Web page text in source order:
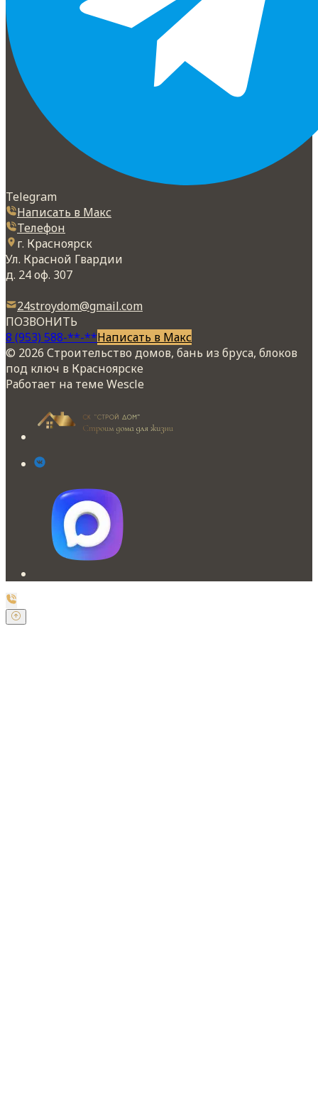
Telegram
Написать в Макс
Телефон
г. Красноярск
Ул. Красной Гвардии
д. 24 оф. 307
24stroydom@gmail.com
ПОЗВОНИТЬ
8 (953) 588-**-**Написать в Макс
© 2026 Строительство домов, бань из бруса, блоков
под ключ в Красноярске
Работает на теме Wescle